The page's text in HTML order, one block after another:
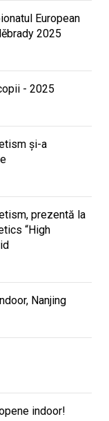
European
2025
- 2025
și-a
prezentă la
“High
Nanjing
indoor!